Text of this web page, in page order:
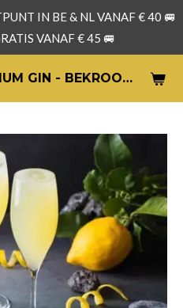
2 BROTHERS PREMIUM GIN - BEKROONDE ARTISANALE GIN UIT BELGIË
IN BE & NL VANAF € 40 🚐
VANAF € 45 🚐